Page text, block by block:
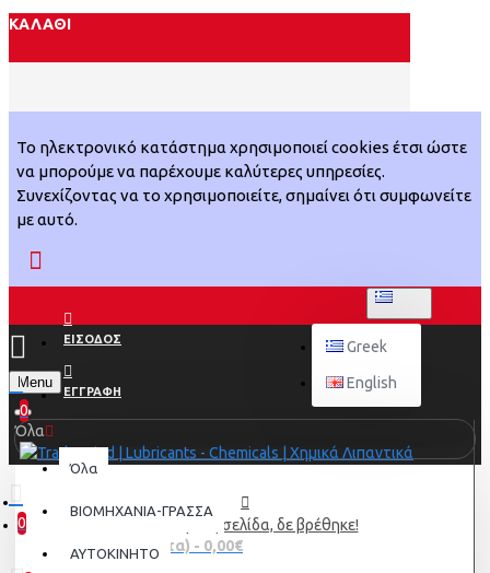
ΚΑΛΆΘΙ
Το ηλεκτρονικό κατάστημα χρησιμοποιεί cookies έτσι ώστε
να μπορούμε να παρέχουμε καλύτερες υπηρεσίες.
Συνεχίζοντας να το χρησιμοποιείτε, σημαίνει ότι συμφωνείτε
με αυτό.
ΕΙΣΟΔΟΣ
ΕΓΓΡΑΦΗ
Greek
English
Menu
0
0
0 προϊόν(τα) - 0,00€
Όλα
Όλα
ΒΙΟΜΗΧΑΝΙΑ-ΓΡΑΣΣΑ
AYTOKINHTO
Η αιτούμενη σελίδα, δε βρέθηκε!